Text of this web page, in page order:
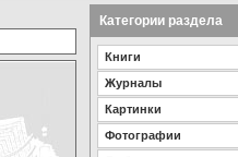
Категории раздела
Книги
Журналы
Картинки
Фотографии